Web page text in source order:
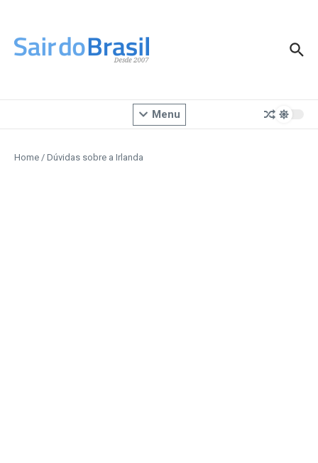
Menu
Home / Dúvidas sobre a Irlanda